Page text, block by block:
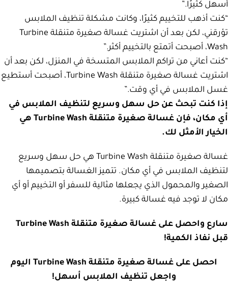
أسهل كثيرًا.”
“كنت أذهب للتخييم كثيرًا، وكانت مشكلة تنظيف الملابس
تؤرقني، لكن بعد أن اشتريت غسالة صغيرة متنقلة Turbine
Wash، أصبحت أتمتع بالتخييم أكثر.”
“كنت أعاني من تراكم الملابس المتسخة في المنزل، لكن بعد أن
اشتريت غسالة صغيرة متنقلة Turbine Wash، أصبحت أستطيع
غسل الملابس في أي وقت.”
إذا كنت تبحث عن حل سهل وسريع لتنظيف الملابس في
أي مكان، فإن غسالة صغيرة متنقلة Turbine Wash هي
الخيار الأمثل لك.
غسالة صغيرة متنقلة Turbine Wash هي حل سهل وسريع
لتنظيف الملابس في أي مكان. تتميز الغسالة بتصميمها
الصغير والمحمول الذي يجعلها مثالية للسفر أو التخييم أو أي
مكان لا توجد فيه غسالة كبيرة.
سارع واحصل على غسالة صغيرة متنقلة Turbine Wash
قبل نفاذ الكمية!
احصل على غسالة صغيرة متنقلة Turbine Wash اليوم
واجعل تنظيف الملابس أسهل!